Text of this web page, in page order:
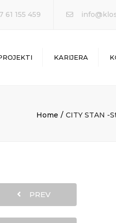
61 155 459
KARIJERA
Home CITY STAN -
PREV